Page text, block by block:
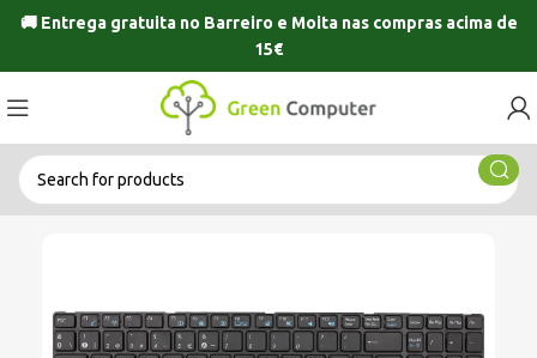
🚚 Entrega gratuita no Barreiro e Moitanas compras acima de
15€